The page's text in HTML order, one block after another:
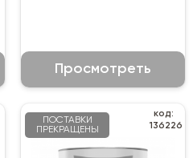
Просмотреть
ПОСТАВКИ
ПРЕКРАЩЕНЫ
код:
136226